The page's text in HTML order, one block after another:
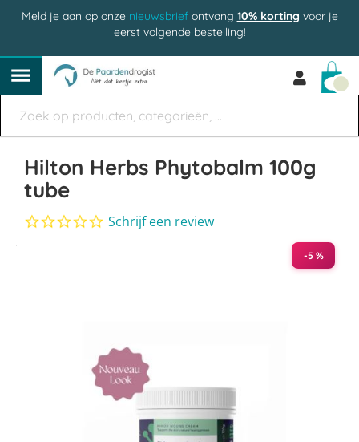
Meld je aan op onze nieuwsbriefontvang 10% korting voor je
eerst volgende bestelling!
Hilton Herbs Phytobalm 100g
tube
0.0
star
Schrijf een review
-5 %